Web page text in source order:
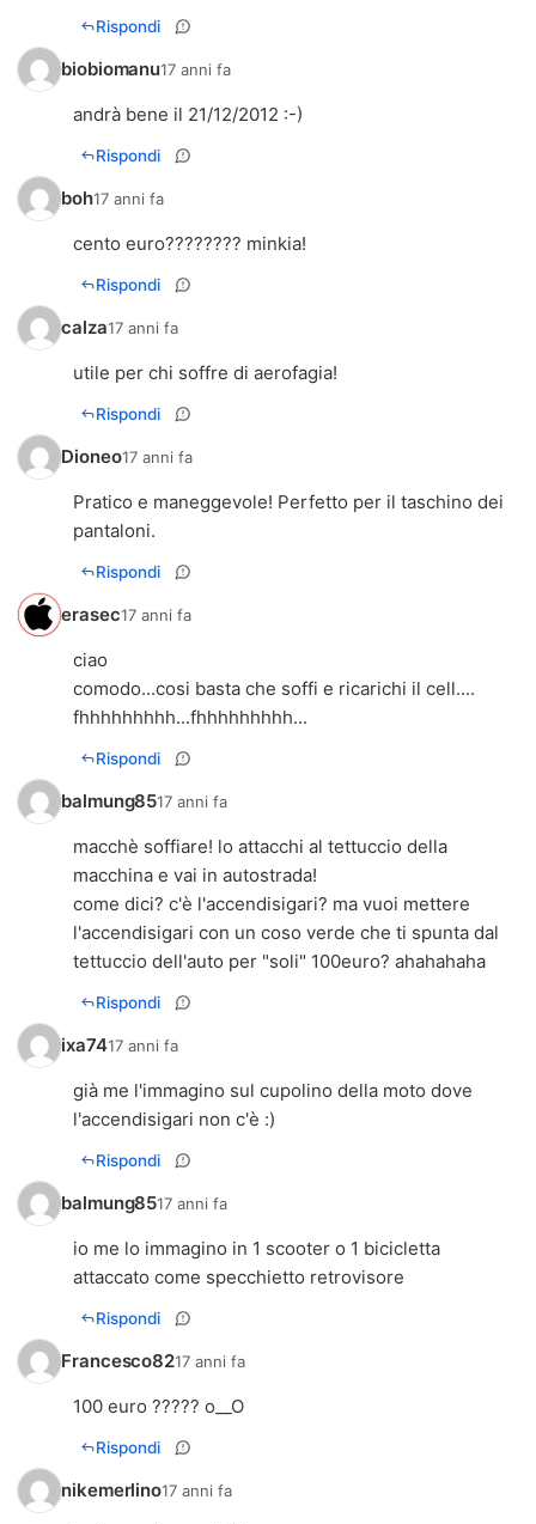
Rispondi
biobiomanu17 anni fa
andrà bene il 21/12/2012 :-)
Rispondi
boh17 anni fa
cento euro???????? minkia!
Rispondi
calza17 anni fa
utile per chi soffre di aerofagia!
Rispondi
Dioneo17 anni fa
Pratico e maneggevole! Perfetto per il taschino dei
pantaloni.
Rispondi
erasec17 anni fa
ciao
comodo...cosi basta che soffi e ricarichi il cell....
fhhhhhhhhh...fhhhhhhhhh...
Rispondi
balmung8517 anni fa
macchè soffiare! lo attacchi al tettuccio della
macchina e vai in autostrada!
come dici? c'è l'accendisigari? ma vuoi mettere
l'accendisigari con un coso verde che ti spunta dal
tettuccio dell'auto per "soli" 100euro? ahahahaha
Rispondi
ixa7417 anni fa
già me l'immagino sul cupolino della moto dove
l'accendisigari non c'è :)
Rispondi
balmung8517 anni fa
io me lo immagino in 1 scooter o 1 bicicletta
attaccato come specchietto retrovisore
Rispondi
Francesco8217 anni fa
100 euro ????? o__O
Rispondi
nikemerlino17 anni fa